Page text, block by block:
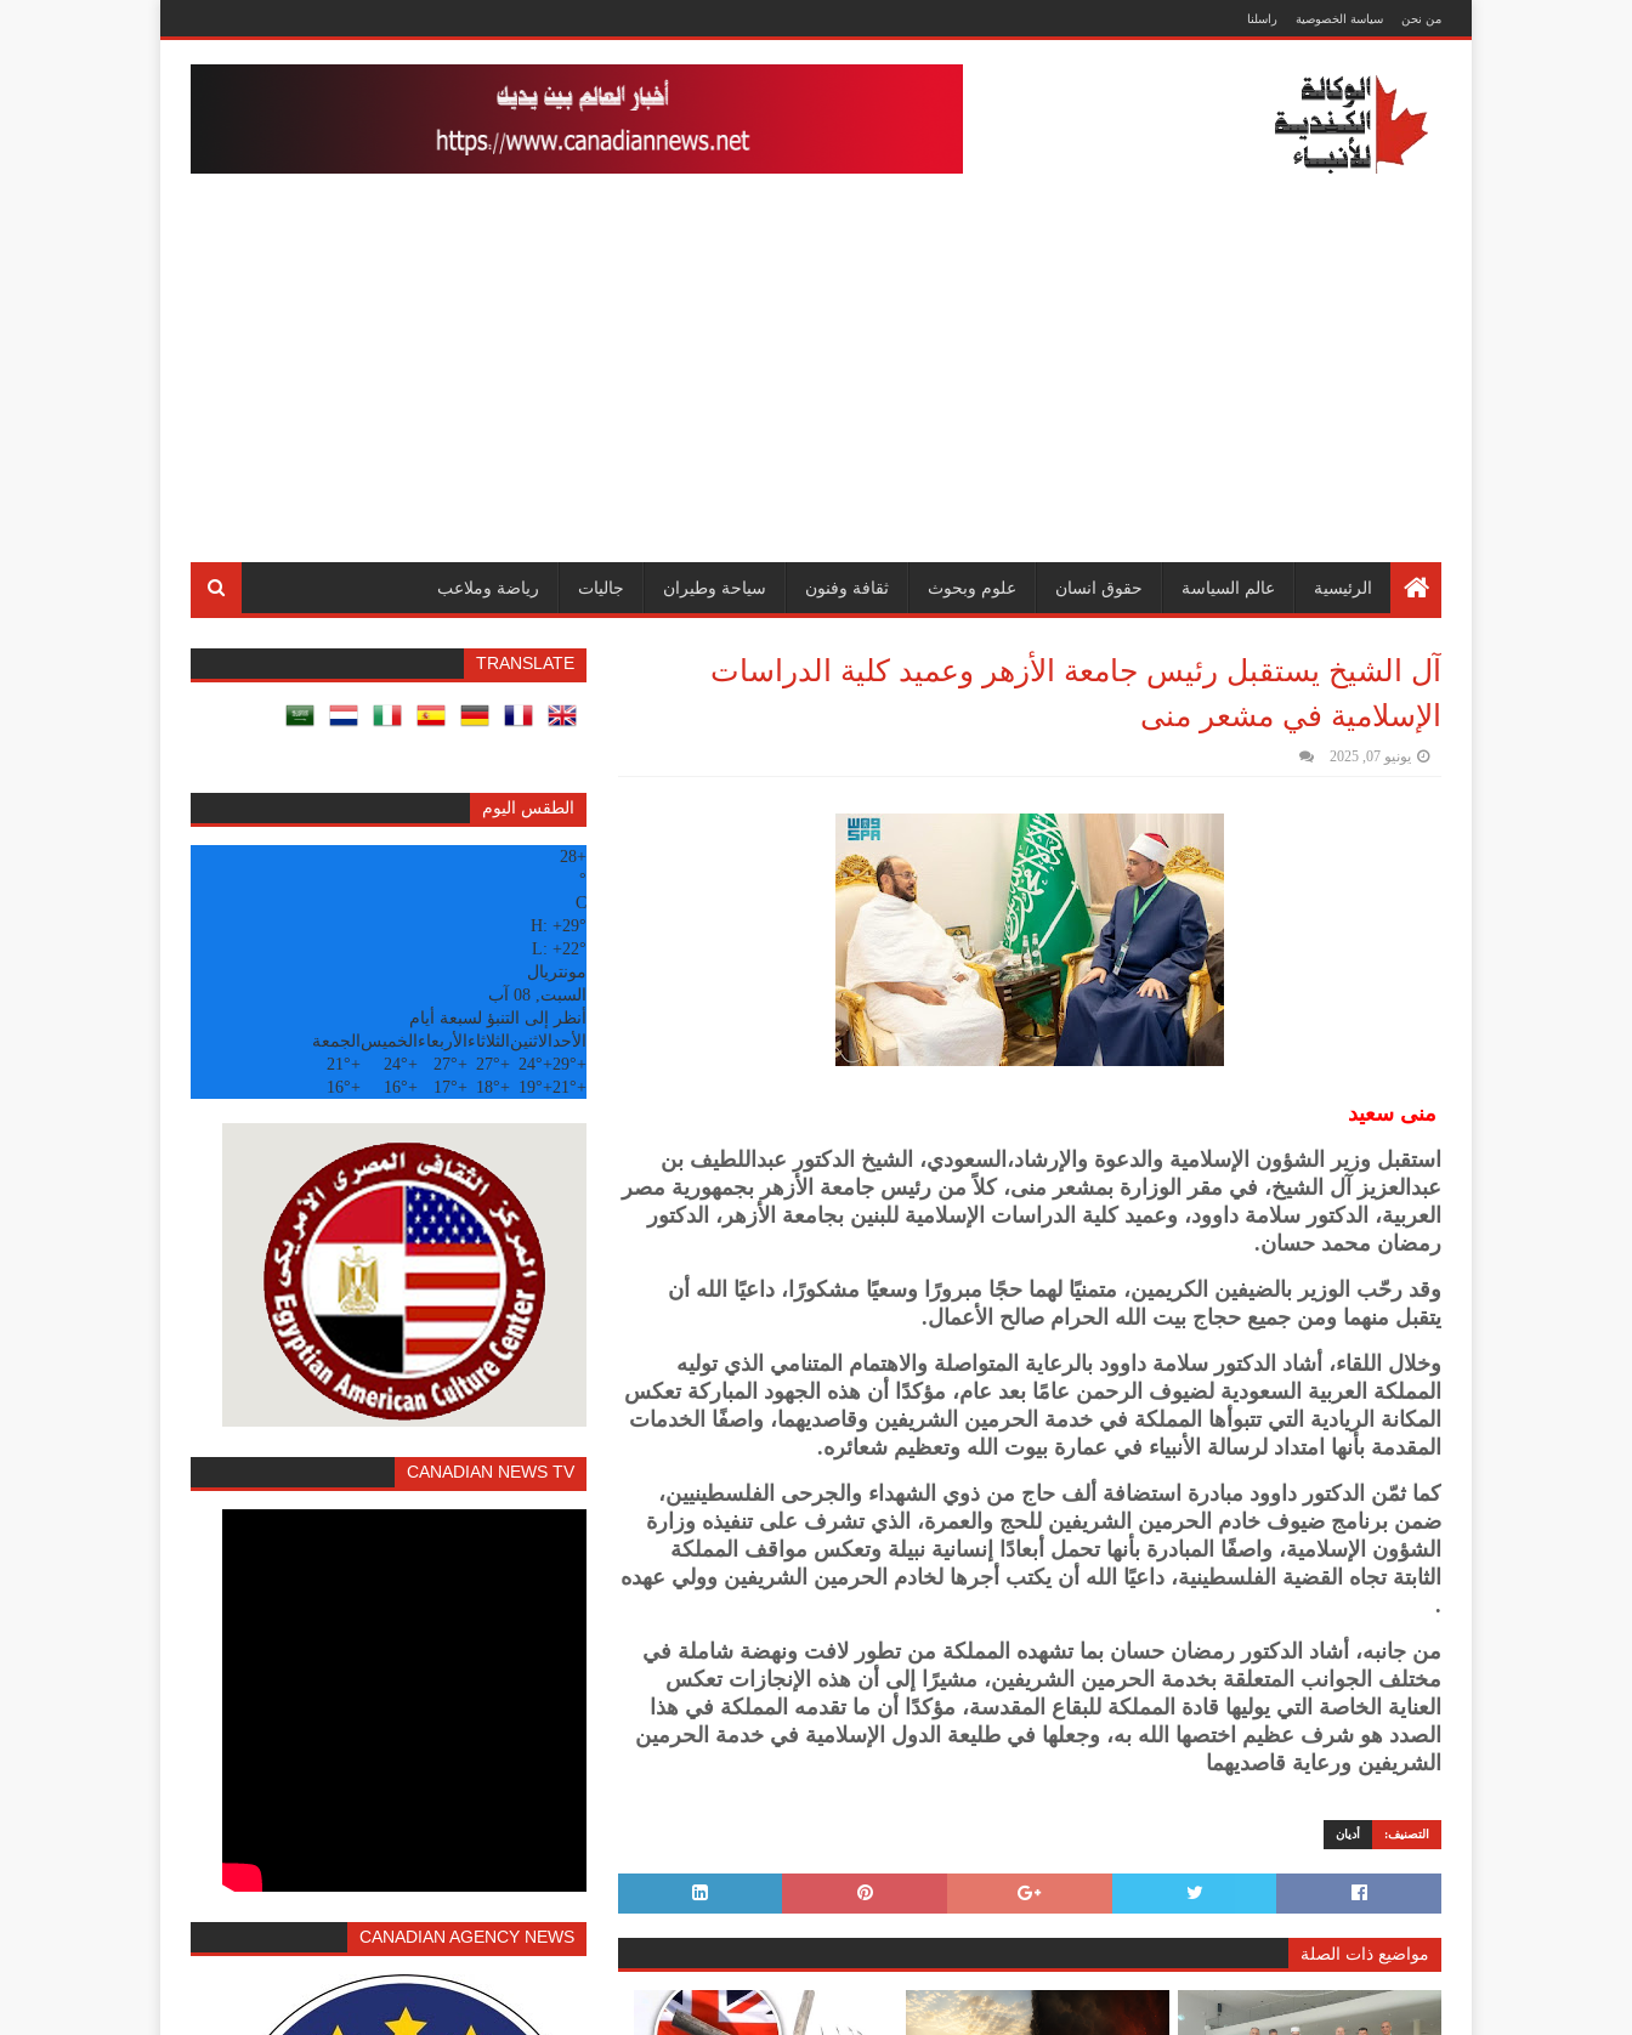
من نحن سياسة الخصوصية راسلنا
الرئيسية عالم السياسة حقوق انسان علوم وبحوث ثقافة وفنون سياحة وطيران جاليات رياضة وملاعب
آل الشيخ يستقبل رئيس جامعة الأزهر وعميد كلية الدراسات
الإسلامية في مشعر منى
يونيو 07, 2025
منى سعيد
استقبل وزير الشؤون الإسلامية والدعوة والإرشاد،السعودي، الشيخ الدكتور عبداللطيف بن
عبدالعزيز آل الشيخ، في مقر الوزارة بمشعر منى، كلاً من رئيس جامعة الأزهر بجمهورية مصر
العربية، الدكتور سلامة داوود، وعميد كلية الدراسات الإسلامية للبنين بجامعة الأزهر، الدكتور
رمضان محمد حسان.
وقد رحّب الوزير بالضيفين الكريمين، متمنيًا لهما حجًا مبرورًا وسعيًا مشكورًا، داعيًا الله أن
يتقبل منهما ومن جميع حجاج بيت الله الحرام صالح الأعمال.
وخلال اللقاء، أشاد الدكتور سلامة داوود بالرعاية المتواصلة والاهتمام المتنامي الذي توليه
المملكة العربية السعودية لضيوف الرحمن عامًا بعد عام، مؤكدًا أن هذه الجهود المباركة تعكس
المكانة الريادية التي تتبوأها المملكة في خدمة الحرمين الشريفين وقاصديهما، واصفًا الخدمات
المقدمة بأنها امتداد لرسالة الأنبياء في عمارة بيوت الله وتعظيم شعائره.
كما ثمّن الدكتور داوود مبادرة استضافة ألف حاج من ذوي الشهداء والجرحى الفلسطينيين،
ضمن برنامج ضيوف خادم الحرمين الشريفين للحج والعمرة، الذي تشرف على تنفيذه وزارة
الشؤون الإسلامية، واصفًا المبادرة بأنها تحمل أبعادًا إنسانية نبيلة وتعكس مواقف المملكة
الثابتة تجاه القضية الفلسطينية، داعيًا الله أن يكتب أجرها لخادم الحرمين الشريفين وولي عهده
.
من جانبه، أشاد الدكتور رمضان حسان بما تشهده المملكة من تطور لافت ونهضة شاملة في
مختلف الجوانب المتعلقة بخدمة الحرمين الشريفين، مشيرًا إلى أن هذه الإنجازات تعكس
العناية الخاصة التي يوليها قادة المملكة للبقاع المقدسة، مؤكدًا أن ما تقدمه المملكة في هذا
الصدد هو شرف عظيم اختصها الله به، وجعلها في طليعة الدول الإسلامية في خدمة الحرمين
الشريفين ورعاية قاصديهما
التصنيف: أديان
مواضيع ذات الصلة
TRANSLATE
الطقس اليوم
+
28
°
C
H: +29°
L: +22°
مونتريال
السبت, 08 آب
أنظر إلى التنبؤ لسبعة أيام
الأحد الاثنين الثلاثاء الأربعاء الخميس الجمعة
+
29°
+
24°
+
27°
+
27°
+
24°
+
21°
+
21°
+
19°
+
18°
+
17°
+
16°
+
16°
CANADIAN NEWS TV
CANADIAN AGENCY NEWS